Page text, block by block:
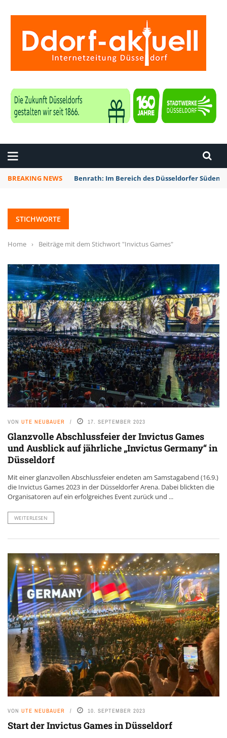
BREAKING NEWS Benrath: Im Bereich des Düsseldorfer
STICHWORTE
Home › Beiträge mit dem Stichwort "Invictus Games"
VON UTE NEUBAUER 17. SEPTEMBER 2023
Glanzvolle Abschlussfeier der Invictus Games
und Ausblick auf jährliche „Invictus Germany“ in
Düsseldorf
Mit einer glanzvollen Abschlussfeier endeten am Samstagabend (16.9.)
die Invictus Games 2023 in der Düsseldorfer Arena. Dabei blickten die
Organisatoren auf ein erfolgreiches Event zurück und ...
WEITERLESEN
VON UTE NEUBAUER 10. SEPTEMBER 2023
Start der Invictus Games in Düsseldorf